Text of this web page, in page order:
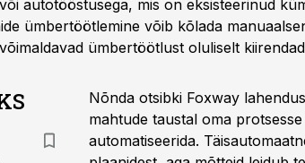
autotööstusega, mis on eksisteerinud
ümbertöötlemine võib kõlada
ümbertöötlust oluliselt
Nõnda otsibki Foxway
mahtude taustal oma
automatiseerida.